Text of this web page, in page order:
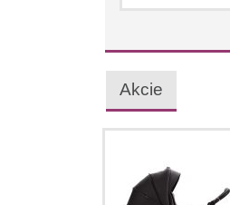
Akcie